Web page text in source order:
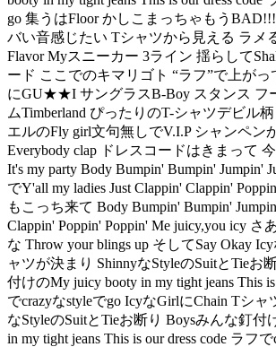
go 集うはFloor かしこまっちゃもう
バい音感じたい Tシャツから見える ラメ
Flavor Myスニーカー 3ライン 揺らして
ード ここでのキマリゴト “ラフ”で上が
にGU★★I サングラスB-Boy スタンス フ
ムTimberland ぴったりのT-シャツデビル
エルのFly girl文句無しでV.I.P シャンペン
Everybody clap ドレスコードはきまって
It's my party Body Bumpin' Bumpin' Jumpin'
でY'all my ladies Just Clappin' Clappin'
もこっち来て Body Bumpin' Bumpin'
Clappin' Poppin' Poppin' Me juicy,you icy さ
な Throw your blings up そしてSay Okay
ャツが決まり ShinnyなStyleのSuitとTieお
付けのMy juicy booty in my tight jeans This is
でcrazyなstyleでgo IcyなGirlにChain Tシャ
なStyleのSuitとTieお断り Boysみんな釘付
in my tight jeans This is our dress code ラフ